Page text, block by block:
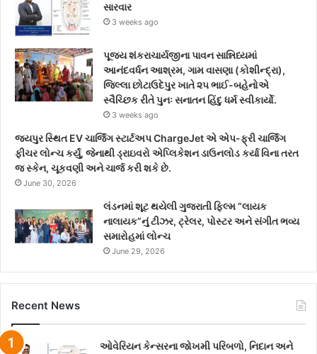
સારવાર
3 weeks ago
પૂજ્ય શંકરાચાર્યજીના પાવન સાન્નિધ્યમાં
આનંદવર્ધન આશ્રમ, ગામ વાસણા (કોશીન્દ્રા),
જિલ્લા છોટાઉદેપુર ખાતે ૨૫ ભાઈ-બહેનોએ
સ્વૈચ્છિક રીતે પુનઃ સનાતન હિંદુ ધર્મ સ્વીકાર્યો.
3 weeks ago
જયપુર સ્થિત EV ચાર્જિંગ સ્ટાર્ટઅપ ChargeJet એ એપ-ફ્રી ચાર્જિંગ
ફીચર લોન્ચ કર્યું, જેનાથી ડ્રાઇવરો એપ્લિકેશન ડાઉનલોડ કર્યા વિના તરત
જ સ્કેન, ચૂકવણી અને ચાર્જ કરી શકે છે.
June 30, 2026
લંડનમાં શૂટ થયેલી ગુજરાતી ફિલ્મ “લાયક
નાલાયક”નું ટીઝર, ટ્રેલર, પોસ્ટર અને સંગીત ભવ્ય
સમારોહમાં લોન્ચ
June 29, 2026
Recent News
ઓવેરિયન કેન્સરના જોખમી પરિબળો, નિદાન અને